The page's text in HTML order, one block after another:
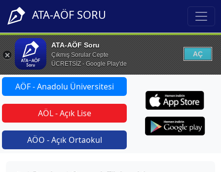
ATA-AÖF SORU
ATA-AÖF Soru
Çıkmış Sorular Cepte
ÜCRETSİZ - Google Play'de
AÇ
AÖF - Anadolu Üniversitesi
AÖL - Açık Lise
AÖO - Açık Ortaokul